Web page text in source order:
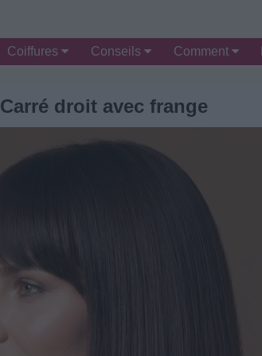
Coiffures Conseils Comment
Carré droit avec frange